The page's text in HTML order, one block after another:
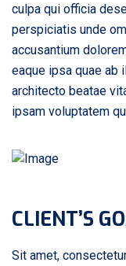
culpa qui officia
perspiciatis unde
accusantium
eaque ipsa quae ab
architecto beatae
ipsam voluptatem
CLIENT’S
Sit amet,